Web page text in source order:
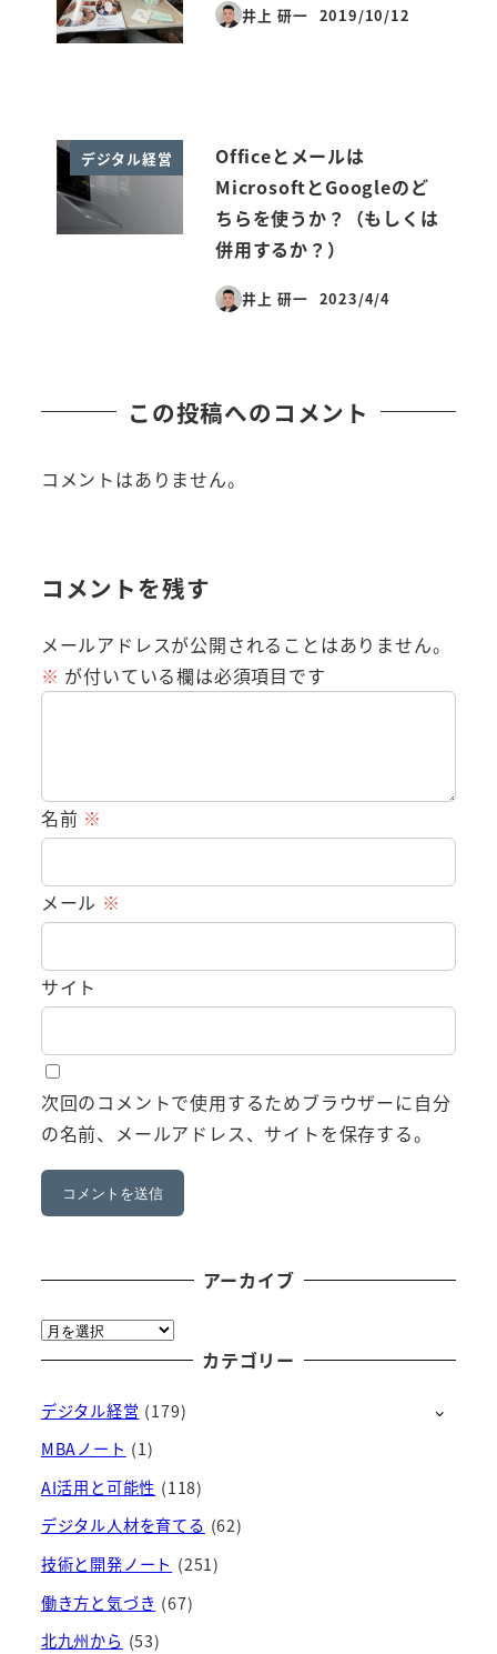
井上 研一
投稿日
2019/10/12
デジタル経営
Officeとメールは
MicrosoftとGoogleのど
ちらを使うか？（もしくは
併用するか？）
井上 研一
投稿日
2023/4/4
この投稿へのコメント
コメントはありません。
コメントを残す
メールアドレスが公開されることはありません。
※ が付いている欄は必須項目です
名前 ※
メール ※
サイト
次回のコメントで使用するためブラウザーに自分
の名前、メールアドレス、サイトを保存する。
アーカイブ
ア
ー
イ
ブ
カテゴリー
デジタル経営 (179)
MBAノート (1)
AI活用と可能性 (118)
デジタル人材を育てる (62)
技術と開発ノート (251)
働き方と気づき (67)
北九州から (53)